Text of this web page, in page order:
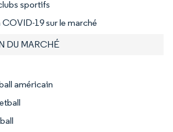
sportifs
19 sur le marché
DU MARCHÉ
américain